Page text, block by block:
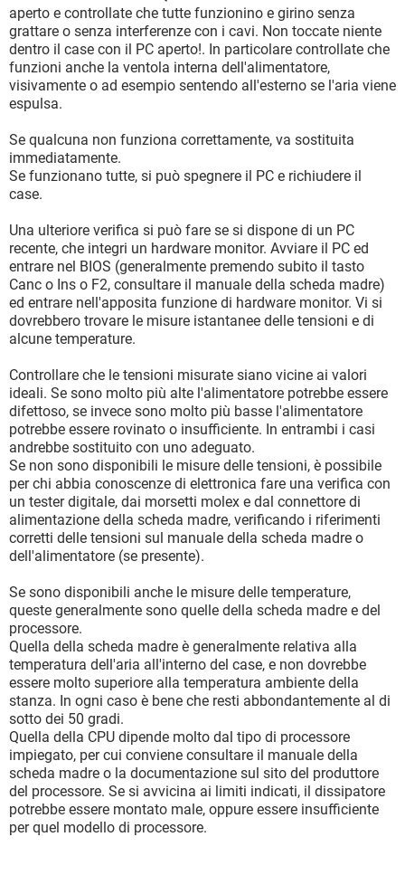
aperto e controllate che tutte funzionino e girino senza
grattare o senza interferenze con i cavi. Non toccate niente
dentro il case con il PC aperto!. In particolare controllate che
funzioni anche la ventola interna dell'alimentatore,
visivamente o ad esempio sentendo all'esterno se l'aria viene
espulsa.
Se qualcuna non funziona correttamente, va sostituita
immediatamente.
Se funzionano tutte, si può spegnere il PC e richiudere il
case.
Una ulteriore verifica si può fare se si dispone di un PC
recente, che integri un hardware monitor. Avviare il PC ed
entrare nel BIOS (generalmente premendo subito il tasto
Canc o Ins o F2, consultare il manuale della scheda madre)
ed entrare nell'apposita funzione di hardware monitor. Vi si
dovrebbero trovare le misure istantanee delle tensioni e di
alcune temperature.
Controllare che le tensioni misurate siano vicine ai valori
ideali. Se sono molto più alte l'alimentatore potrebbe essere
difettoso, se invece sono molto più basse l'alimentatore
potrebbe essere rovinato o insufficiente. In entrambi i casi
andrebbe sostituito con uno adeguato.
Se non sono disponibili le misure delle tensioni, è possibile
per chi abbia conoscenze di elettronica fare una verifica con
un tester digitale, dai morsetti molex e dal connettore di
alimentazione della scheda madre, verificando i riferimenti
corretti delle tensioni sul manuale della scheda madre o
dell'alimentatore (se presente).
Se sono disponibili anche le misure delle temperature,
queste generalmente sono quelle della scheda madre e del
processore.
Quella della scheda madre è generalmente relativa alla
temperatura dell'aria all'interno del case, e non dovrebbe
essere molto superiore alla temperatura ambiente della
stanza. In ogni caso è bene che resti abbondantemente al di
sotto dei 50 gradi.
Quella della CPU dipende molto dal tipo di processore
impiegato, per cui conviene consultare il manuale della
scheda madre o la documentazione sul sito del produttore
del processore. Se si avvicina ai limiti indicati, il dissipatore
potrebbe essere montato male, oppure essere insufficiente
per quel modello di processore.